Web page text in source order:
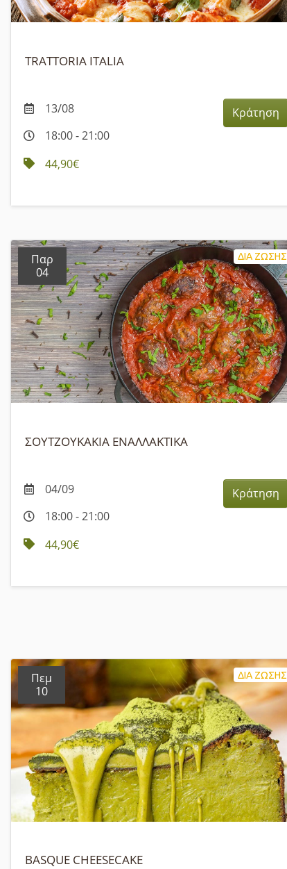
TRATTORIA ITALIA
Κράτηση
13/08
18:00 - 21:00
44,90€
ΔΙΑ ΖΩΣΗΣ
ΣΟΥΤΖΟΥΚΑΚΙΑ ΕΝΑΛΛΑΚΤΙΚΑ
Παρ
04
Κράτηση
04/09
18:00 - 21:00
44,90€
ΔΙΑ ΖΩΣΗΣ
BASQUE CHEESECAKE
Πεμ
10